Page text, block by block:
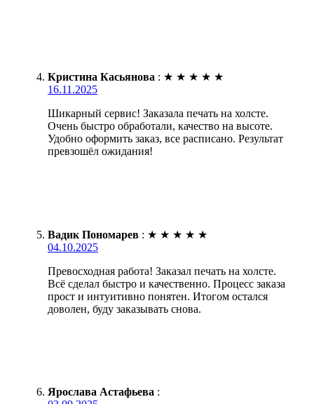
Кристина Касьянова : ★ ★ ★ ★ ★
16.11.2025
Шикарный сервис! Заказала печать на холсте.
Очень быстро обработали, качество на высоте.
Удобно оформить заказ, все расписано. Результат
превзошёл ожидания!
Вадик Пономарев : ★ ★ ★ ★ ★
04.10.2025
Превосходная работа! Заказал печать на холсте.
Всё сделал быстро и качественно. Процесс заказа
прост и интуитивно понятен. Итогом остался
доволен, буду заказывать снова.
Ярослава Астафьева :